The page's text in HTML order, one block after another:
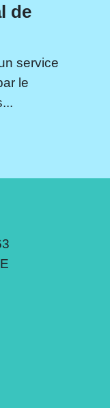
de
service
le